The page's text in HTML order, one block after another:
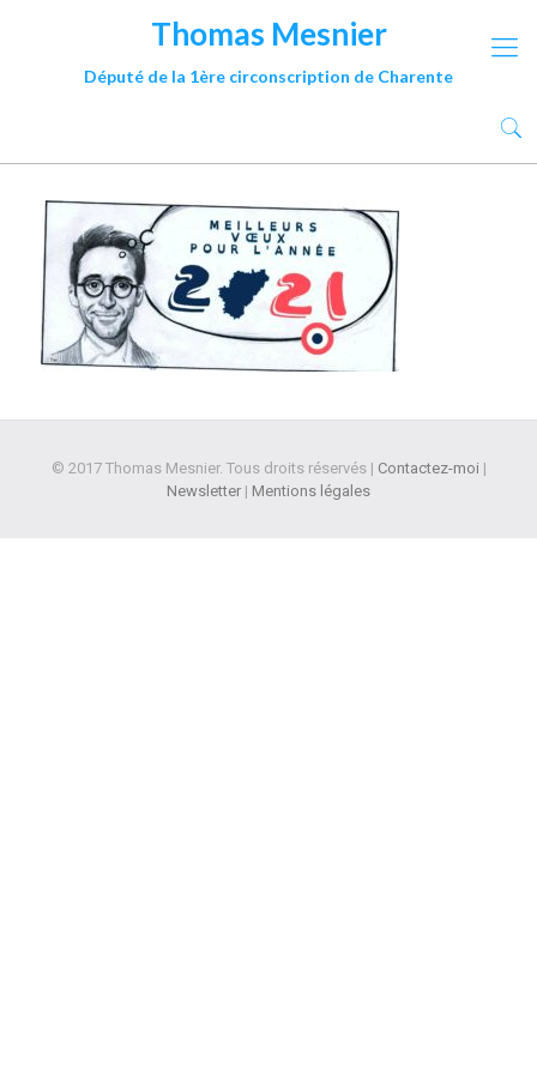
Thomas Mesnier
Député de la 1ère circonscription de Charente
© 2017 Thomas Mesnier. Tous droits réservés | Contactez-moi |
Newsletter | Mentions légales